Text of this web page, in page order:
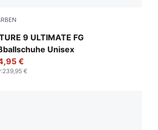
9 ULTIMATE FG
Unisex
Pink-Sun Stream-Bright Aqua-PUMA
€
:239,95 €